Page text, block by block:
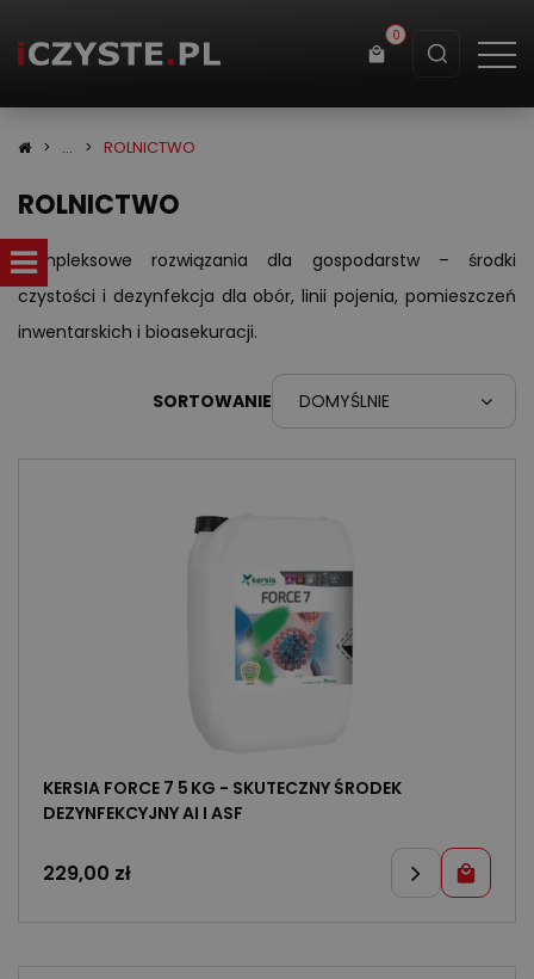
0
Koszyk
info:
ROLNICTWO
ROLNICTWO
Kompleksowe rozwiązania dla gospodarstw – środki
czystości i dezynfekcja dla obór, linii pojenia, pomieszczeń
inwentarskich i bioasekuracji.
SORTOWANIE DOMYŚLNIE
KERSIA FORCE 7 5 KG - SKUTECZNY ŚRODEK
DEZYNFEKCYJNY AI I ASF
229,00 zł